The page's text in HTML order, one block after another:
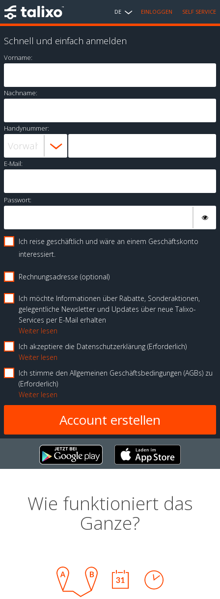
DE EINLOGGEN SELF SERVICE
Schnell und einfach anmelden
Vorname:
Nachname:
Handynummer:
E-Mail:
Passwort:
Ich reise geschäftlich und wäre an einem Geschäftskonto
interessiert.
Rechnungsadresse (optional)
Ich möchte Informationen über Rabatte, Sonderaktionen,
gelegentliche Newsletter und Updates über neue Talixo-
Services per E-Mail erhalten
Weiter lesen
Ich akzeptiere die Datenschutzerklärung Erforderlich
Weiter lesen
Ich stimme den Allgemeinen Geschäftsbedingungen (AGBs) zu
Erforderlich
Weiter lesen
Wie funktioniert das
Ganze?